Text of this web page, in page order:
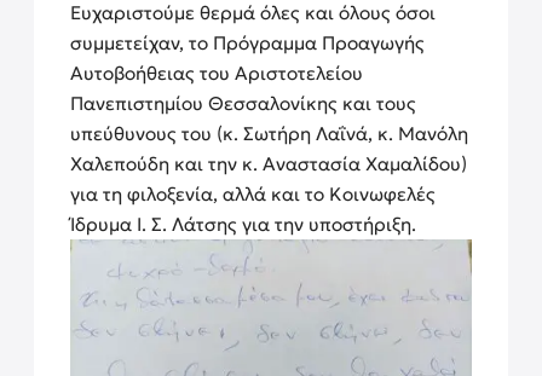
Ευχαριστούμε θερμά όλες και όλους όσοι
συμμετείχαν, το Πρόγραμμα Προαγωγής
Αυτοβοήθειας του Αριστοτελείου
Πανεπιστημίου Θεσσαλονίκης και τους
υπεύθυνους του (κ. Σωτήρη Λαΐνά, κ. Μανόλη
Χαλεπούδη και την κ. Αναστασία Χαμαλίδου)
για τη φιλοξενία, αλλά και το Κοινωφελές
Ίδρυμα Ι. Σ. Λάτσης για την υποστήριξη.